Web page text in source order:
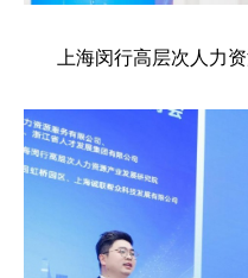
上海闵行高层次人力